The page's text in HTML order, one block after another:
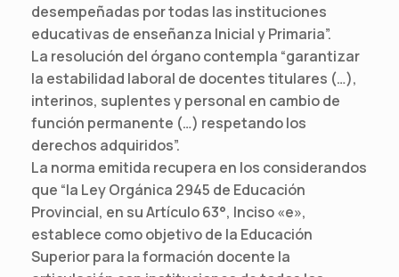
desempeñadas por todas las instituciones
educativas de enseñanza Inicial y Primaria”.
La resolución del órgano contempla “garantizar
la estabilidad laboral de docentes titulares (…),
interinos, suplentes y personal en cambio de
función permanente (…) respetando los
derechos adquiridos”.
La norma emitida recupera en los considerandos
que “la Ley Orgánica 2945 de Educación
Provincial, en su Artículo 63°, Inciso «e»,
establece como objetivo de la Educación
Superior para la formación docente la